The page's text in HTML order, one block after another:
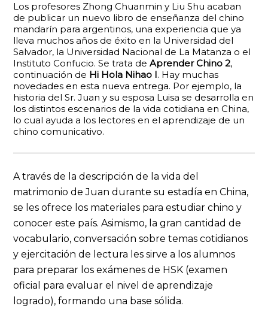
Los profesores Zhong Chuanmin y Liu Shu acaban
de publicar un nuevo libro de enseñanza del chino
mandarín para argentinos, una experiencia que ya
lleva muchos años de éxito en la Universidad del
Salvador, la Universidad Nacional de La Matanza o el
Instituto Confucio. Se trata deAprender Chino 2,
continuación de Hi Hola Nihao I. Hay muchas
novedades en esta nueva entrega. Por ejemplo, la
historia del Sr. Juan y su esposa Luisa se desarrolla en
los distintos escenarios de la vida cotidiana en China,
lo cual ayuda a los lectores en el aprendizaje de un
chino comunicativo.
A través de la descripción de la vida del
matrimonio de Juan durante su estadía en China,
se les ofrece los materiales para estudiar chino y
conocer este país. Asimismo, la gran cantidad de
vocabulario, conversación sobre temas cotidianos
y ejercitación de lectura les sirve a los alumnos
para preparar los exámenes de HSK (examen
oficial para evaluar el nivel de aprendizaje
logrado), formando una base sólida.